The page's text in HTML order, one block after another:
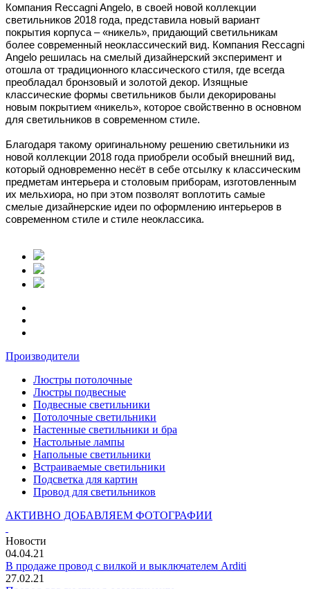
Компания Reccagni Angelo, в своей новой коллекции
светильников 2018 года, представила новый вариант
покрытия корпуса – «никель», придающий светильникам
более современный неоклассический вид. Компания Reccagni
Angelo решилась на смелый дизайнерский эксперимент и
отошла от традиционного классического стиля, где всегда
преобладал бронзовый и золотой декор. Изящные
классические формы светильников были декорированы
новым покрытием «никель», которое свойственно в основном
для светильников в современном стиле.
Благодаря такому оригинальному решению светильники из
новой коллекции 2018 года приобрели особый внешний вид,
который одновременно несёт в себе отсылку к классическим
предметам интерьера и столовым приборам, изготовленным
их мельхиора, но при этом позволят воплотить самые
смелые дизайнерские идеи по оформлению интерьеров в
современном стиле и стиле неоклассика.
Производители
Люстры потолочные
Люстры подвесные
Подвесные светильники
Потолочные светильники
Настенные светильники и бра
Настольные лампы
Напольные светильники
Встраиваемые светильники
Подсветка для картин
Провод для светильников
АКТИВНО ДОБАВЛЯЕМ ФОТОГРАФИИ
Новости
04.04.21
В продаже провод с вилкой и выключателем Arditi
27.02.21